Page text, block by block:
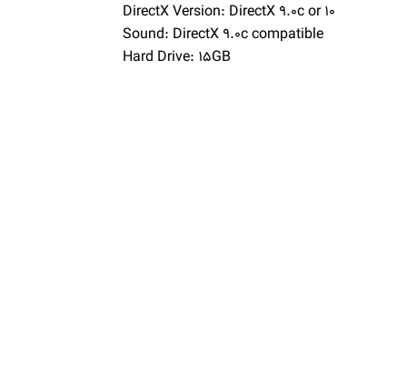
DirectX Version: DirectX 9.0c or 10
Sound: DirectX 9.0c compatible
Hard Drive: 15GB